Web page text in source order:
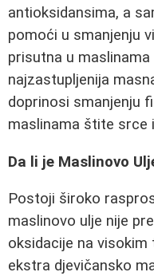
antioksidansima, a
pomoći u smanjenju
prisutna u
najzastupljenija
doprinosi smanjenju
maslinama štite srce
Da li je Maslinovo
Postoji široko
maslinovo ulje nije
oksidacije na
ekstra djevičansko